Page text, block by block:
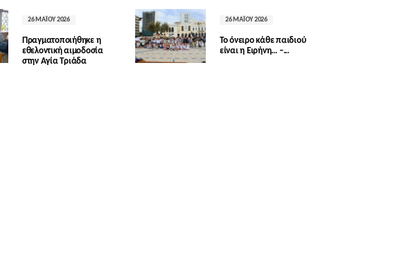
26 ΜΑΪ́ΟΥ 2026
Πραγματοποιήθηκε η
εθελοντική αιμοδοσία
στην Αγία Τριάδα
26 ΜΑΪ́ΟΥ 2026
Το όνειρο κάθε παιδιού
είναι η Ειρήνη… –...